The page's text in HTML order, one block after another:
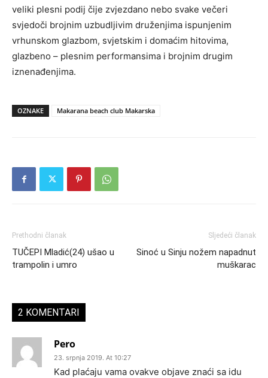
veliki plesni podij čije zvjezdano nebo svake večeri
svjedoči brojnim uzbudljivim druženjima ispunjenim
vrhunskom glazbom, svjetskim i domaćim hitovima,
glazbeno – plesnim performansima i brojnim drugim
iznenađenjima.
OZNAKE Makarana beach club Makarska
Prethodni članak
TUČEPI Mladić(24) ušao u
trampolin i umro
Sljedeći članak
Sinoć u Sinju nožem napadnut
muškarac
2 KOMENTARI
Pero
23. srpnja 2019. At 10:27
Kad plaćaju vama ovakve objave znaći sa idu